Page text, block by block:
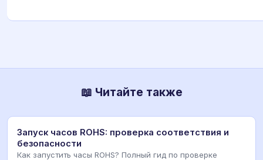
📖 Читайте также
Запуск часов ROHS: проверка соответствия и
безопасности
Как запустить часы ROHS? Полный гид по проверке